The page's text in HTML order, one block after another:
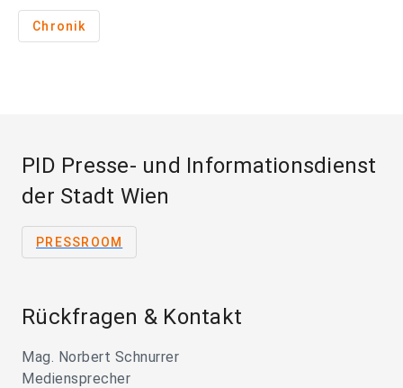
Chronik
PID Presse- und Informationsdienst
der Stadt Wien
PRESSROOM
Rückfragen & Kontakt
Mag. Norbert Schnurrer
Mediensprecher